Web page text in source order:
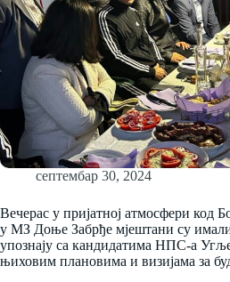
септембар 30, 2024
Вечерас у пријатној атмосфери код
у МЗ Доње Забрђе мјештани су
упознају са кандидатима НПС-а
њиховим плановима и визијама за